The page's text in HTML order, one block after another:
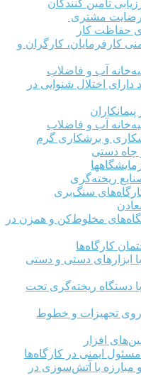
تامین کنندگان
مشتری
حفاظت کار
کارفرمایان، کارگران و
آب و فاضلاب
دارای اختلال شنوایی در
پیمانکاران
آب و فاضلاب
و برشکاری گرم
چاه دستی
ریخته‌گری
کارگاه‌های سنگ‌بری
مخلوط‌کن و همزن در
کارگاه‌ها
با ابزارهای دستی و دستی
با دستگاه ریخته‌گری تحت
روی تجهیزات و خطوط
افزار
مسئول ایمنی در کارگاه‌ها
مبارزه با آتش‌سوزی در